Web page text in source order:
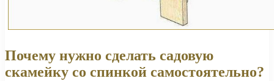
Почему нужно сделать садовую
скамейку со спинкой самостоятельно?